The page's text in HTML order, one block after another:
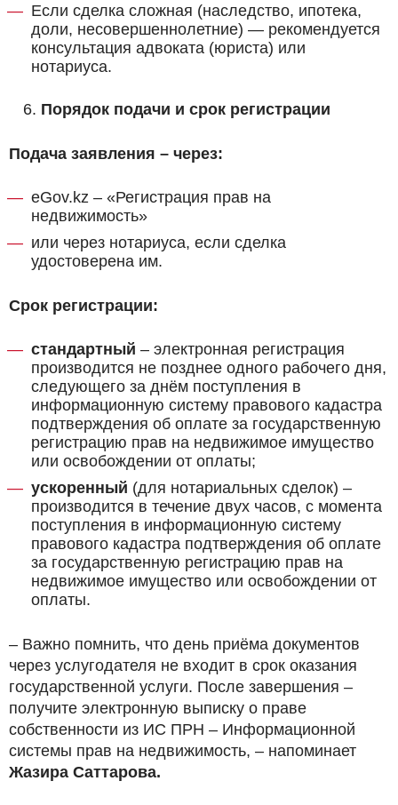
Если сделка сложная (наследство, ипотека,
доли, несовершеннолетние) — рекомендуется
консультация адвоката (юриста) или
нотариуса.
Порядок подачи и срок регистрации
Подача заявления – через:
eGov.kz – «Регистрация прав на
недвижимость»
или через нотариуса, если сделка
удостоверена им.
Срок регистрации:
стандартный – электронная регистрация
производится не позднее одного рабочего дня,
следующего за днём поступления в
информационную систему правового кадастра
подтверждения об оплате за государственную
регистрацию прав на недвижимое имущество
или освобождении от оплаты;
ускоренный (для нотариальных сделок) –
производится в течение двух часов, с момента
поступления в информационную систему
правового кадастра подтверждения об оплате
за государственную регистрацию прав на
недвижимое имущество или освобождении от
оплаты.
– Важно помнить, что день приёма документов
через услугодателя не входит в срок оказания
государственной услуги. После завершения –
получите электронную выписку о праве
собственности из ИС ПРН – Информационной
системы прав на недвижимость, – напоминает
Жазира Саттарова.